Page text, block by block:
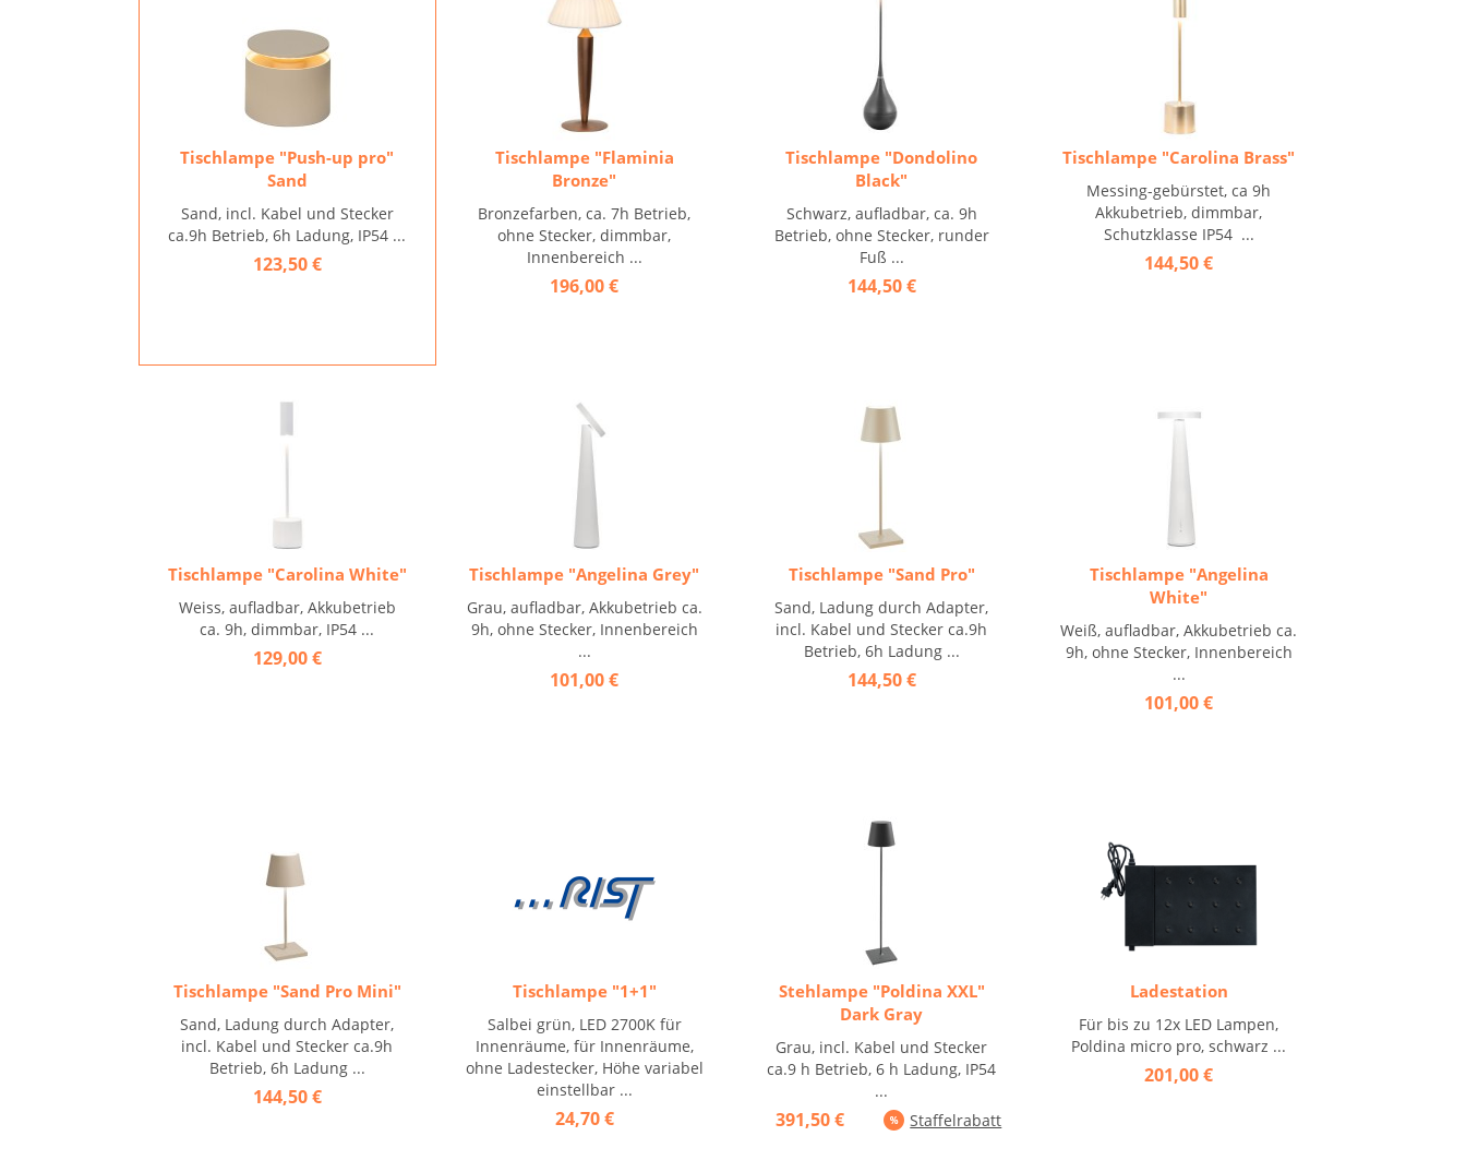
Tischlampe "Push-up pro"
Sand
Sand, incl. Kabel und Stecker
ca.9h Betrieb, 6h Ladung, IP54 ...
123,50 €
Tischlampe "Flaminia
Bronze"
Bronzefarben, ca. 7h Betrieb,
ohne Stecker, dimmbar,
Innenbereich ...
196,00 €
Tischlampe "Dondolino
Black"
Schwarz, aufladbar, ca. 9h
Betrieb, ohne Stecker, runder
Fuß ...
144,50 €
Tischlampe "Carolina Brass"
Messing-gebürstet, ca 9h
Akkubetrieb, dimmbar,
Schutzklasse IP54 ...
144,50 €
Tischlampe "Carolina White"
Weiss, aufladbar, Akkubetrieb
ca. 9h, dimmbar, IP54 ...
129,00 €
Tischlampe "Angelina Grey"
Grau, aufladbar, Akkubetrieb ca.
9h, ohne Stecker, Innenbereich
...
101,00 €
Tischlampe "Sand Pro"
Sand, Ladung durch Adapter,
incl. Kabel und Stecker ca.9h
Betrieb, 6h Ladung ...
144,50 €
Tischlampe "Angelina
White"
Weiß, aufladbar, Akkubetrieb ca.
9h, ohne Stecker, Innenbereich
...
101,00 €
Tischlampe "Sand Pro Mini"
Sand, Ladung durch Adapter,
incl. Kabel und Stecker ca.9h
Betrieb, 6h Ladung ...
144,50 €
Tischlampe "1+1"
Salbei grün, LED 2700K für
Innenräume, für Innenräume,
ohne Ladestecker, Höhe variabel
einstellbar ...
24,70 €
Stehlampe "Poldina XXL"
Dark Gray
Grau, incl. Kabel und Stecker
ca.9 h Betrieb, 6 h Ladung, IP54
...
391,50 € Staffelrabatt
Ladestation
Für bis zu 12x LED Lampen,
Poldina micro pro, schwarz ...
201,00 €